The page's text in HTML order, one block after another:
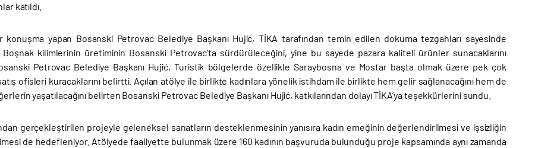
katıldı.
konuşma yapan Bosanski Petrovac Belediye Başkanı Hujić, TİKA tarafından temin edilen dokuma tezgahları sayesinde
kilimlerinin üretiminin Bosanski Petrovac’ta sürdürüleceğini, yine bu sayede pazara kaliteli ürünler sunacaklarını
Petrovac Belediye Başkanı Hujić, Turistik bölgelerde özellikle Saraybosna ve Mostar başta olmak üzere pek çok
ofisleri kuracaklarını belirtti. Açılan atölye ile birlikte kadınlara yönelik istihdam ile birlikte hem gelir sağlanacağını hem de
yaşatılacağını belirten Bosanski Petrovac Belediye Başkanı Hujić, katkılarından dolayı TİKA’ya teşekkürlerini sundu.
gerçekleştirilen projeyle geleneksel sanatların desteklenmesinin yanısıra kadın emeğinin değerlendirilmesi ve işsizliğin
de hedefleniyor. Atölyede faaliyette bulunmak üzere 160 kadının başvuruda bulunduğu proje kapsamında aynı zamanda